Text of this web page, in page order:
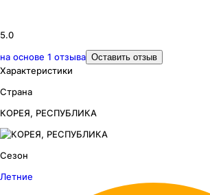
5.0
на основе 1 отзыва Оставить отзыв
Характеристики
Страна
КОРЕЯ, РЕСПУБЛИКА
Сезон
Летние